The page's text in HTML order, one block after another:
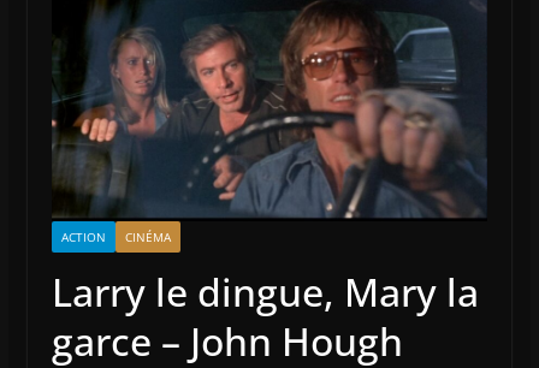
ACTION CINÉMA
Larry le dingue, Mary la
garce – John Hough